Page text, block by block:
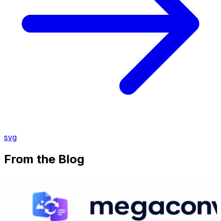
svg
From the Blog